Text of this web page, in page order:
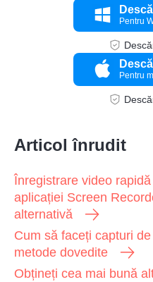
Pentru
Pentru
Articol înrudit
Înregistrare video
aplicației Screen
alternativă
Cum să faceți capturi
metode dovedite
Obțineți cea mai bună